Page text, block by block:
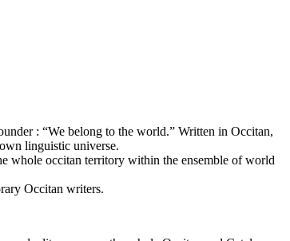
: “We belong to the world.” Written in Occitan,
linguistic universe.
whole occitan territory within the ensemble of world
Occitan writers.